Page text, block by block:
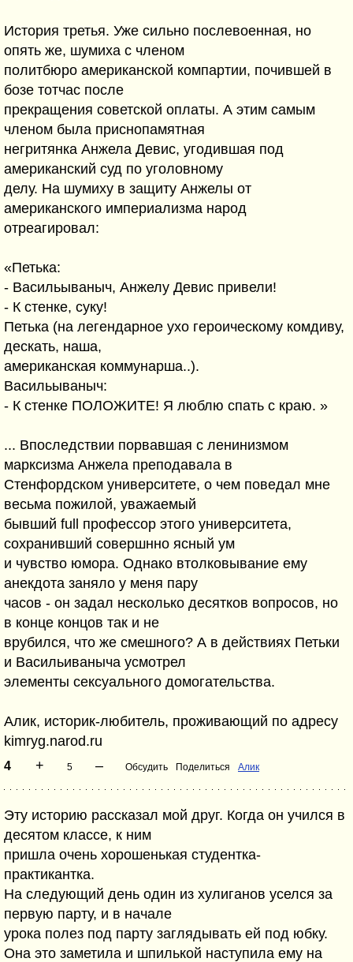
История третья. Уже сильно послевоенная, но
опять же, шумиха с членом
политбюро американской компартии, почившей в
бозе тотчас после
прекращения советской оплаты. А этим самым
членом была приснопамятная
негритянка Анжела Девис, угодившая под
американский суд по уголовному
делу. На шумиху в защиту Анжелы от
американского империализма народ
отреагировал:
«Петька:
- Васильываныч, Анжелу Девис привели!
- К стенке, суку!
Петька (на легендарное ухо героическому комдиву,
дескать, наша,
американская коммунарша..).
Васильываныч:
- К стенке ПОЛОЖИТЕ! Я люблю спать с краю. »
... Впоследствии порвавшая с ленинизмом
марксизма Анжела преподавала в
Стенфордском университете, о чем поведал мне
весьма пожилой, уважаемый
бывший full профессор этого университета,
сохранивший совершнно ясный ум
и чувство юмора. Однако втолковывание ему
анекдота заняло у меня пару
часов - он задал несколько десятков вопросов, но
в конце концов так и не
врубился, что же смешного? А в действиях Петьки
и Васильиваныча усмотрел
элементы сексуального домогательства.
Алик, историк-любитель, проживающий по адресу
kimryg.narod.ru
4 + 5 – Обсудить Поделиться Алик
Эту историю рассказал мой друг. Когда он учился в
десятом классе, к ним
пришла очень хорошенькая студентка-
практикантка.
На следующий день один из хулиганов уселся за
первую парту, и в начале
урока полез под парту заглядывать ей под юбку.
Она это заметила и шпилькой наступила ему на